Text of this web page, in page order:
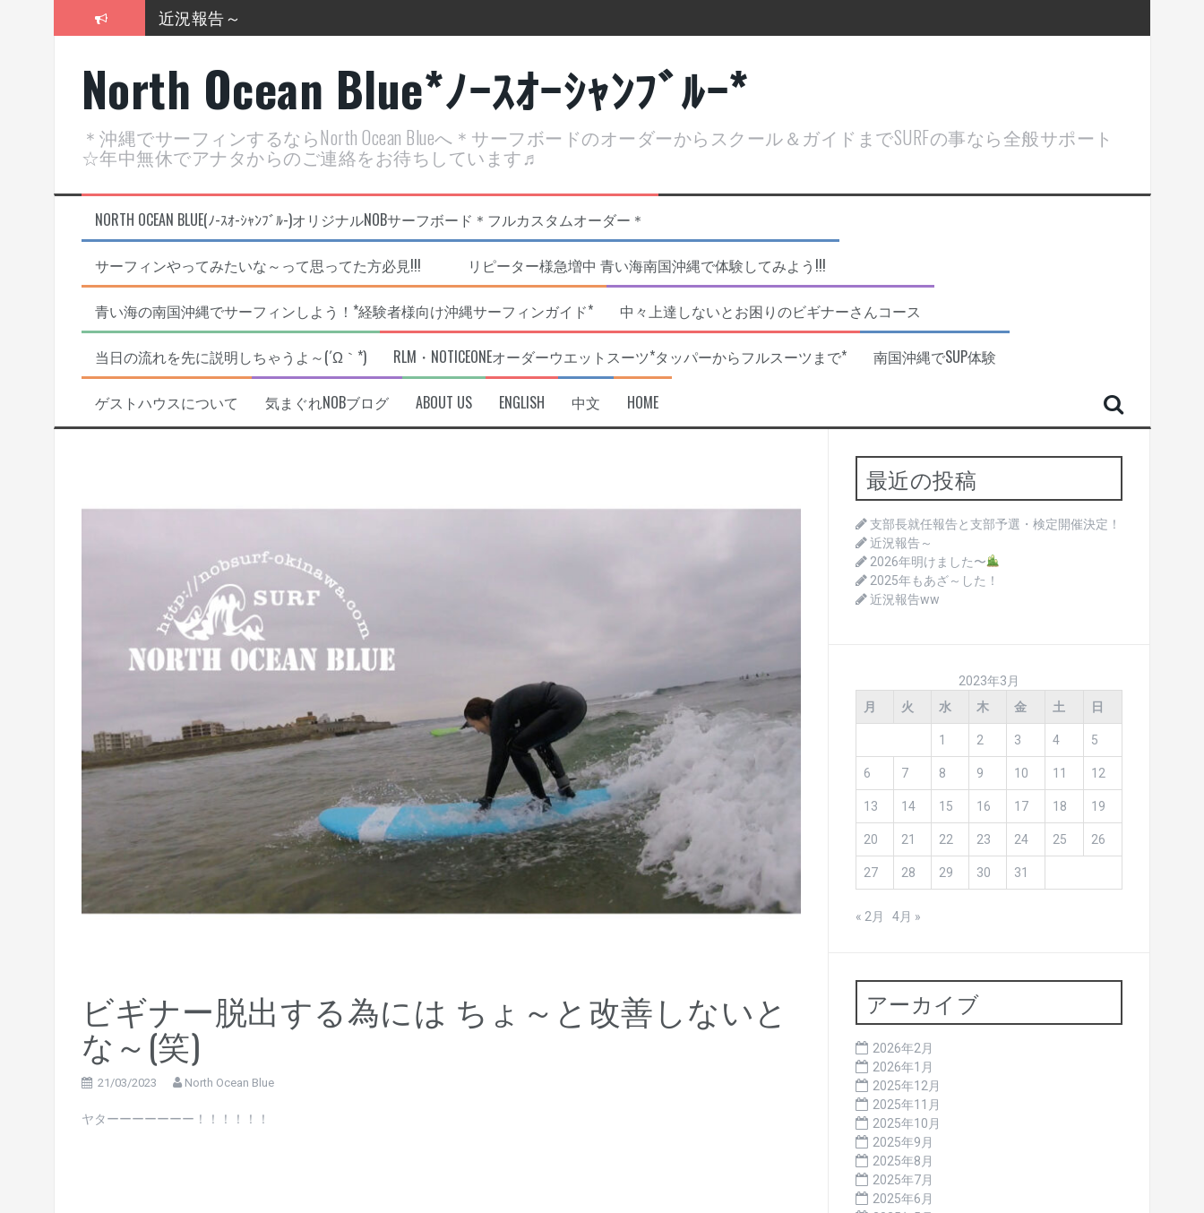
2026年明けました〜
2025年もあざ～した！
近況報告ww
ヤッチマッターーーー！！！
支部長就任報告と支部予選・検定開催決定！
North Ocean Blue*ﾉｰｽｵｰｼｬﾝﾌﾞﾙｰ*
＊沖縄でサーフィンするならNorth Ocean Blueへ＊サーフボードのオーダーからスクール＆ガイドまでSURFの事なら全般サポート
☆年中無休でアナタからのご連絡をお待ちしています♬
NORTH OCEAN BLUE(ﾉ-ｽｵ-ｼｬﾝﾌﾞﾙ-)オリジナルNOBサーフボード＊フルカスタムオーダー＊
サーフィンやってみたいな～って思ってた方必見!!! リピーター様急増中 青い海南国沖縄で体験してみよう!!!
青い海の南国沖縄でサーフィンしよう！*経験者様向け沖縄サーフィンガイド* 中々上達しないとお困りのビギナーさんコース
当日の流れを先に説明しちゃうよ～(´Ω｀*) RLM・NOTICEONEオーダーウエットスーツ*タッパーからフルスーツまで* 南国沖縄でSUP体験
ゲストハウスについて 気まぐれNOBブログ ABOUT US ENGLISH 中文 HOME
ビギナー脱出する為には ちょ～と改善しないと
な～(笑)
21/03/2023 North Ocean Blue
ヤターーーーーーー！！！！！！
最近の投稿
支部長就任報告と支部予選・検定開催決定！
近況報告～
2026年明けました〜
2025年もあざ～した！
近況報告ww
2023年3月
月
火 水 木 金 土 日
1 2 3 4 5
6 7 8 9 10 11 12
13 14 15 16 17 18 19
20 21 22 23 24 25 26
27 28 29 30 31
« 2月 4月 »
アーカイブ
2026年2月
2026年1月
2025年12月
2025年11月
2025年10月
2025年9月
2025年8月
2025年7月
2025年6月